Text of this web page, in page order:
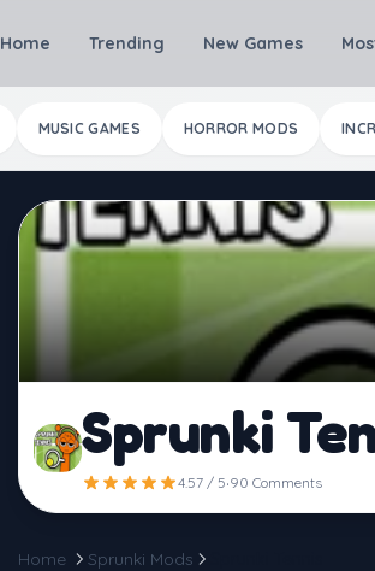
Home Trending New Games
MUSIC GAMES HORROR MODS
Sprunki
4.57 / 5·90 Comments
Home Sprunki Mods